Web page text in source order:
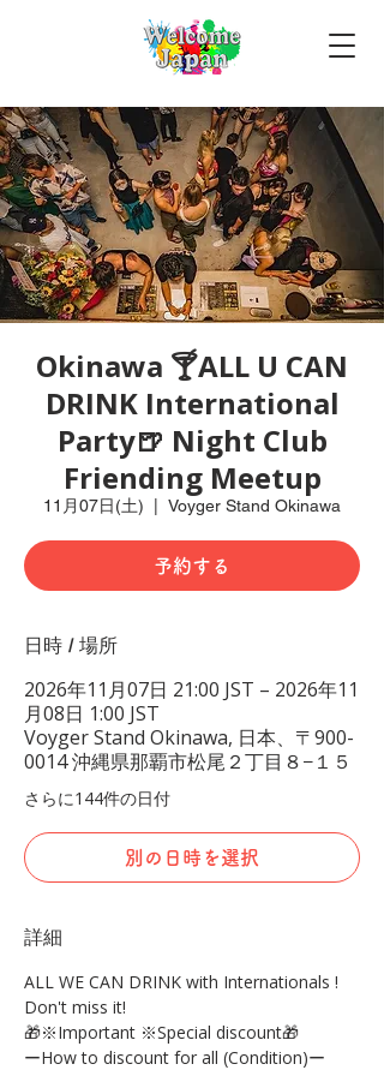
Okinawa 🍸ALL U CAN
DRINK International
Party🍺 Night Club
Friending Meetup
11月07日(土) Voyger Stand Okinawa
予約する
日時 / 場所
2026年11月07日 21:00 JST – 2026年11
月08日 1:00 JST
Voyger Stand Okinawa, 日本、〒900-
0014 沖縄県那覇市松尾２丁目８−１５
さらに144件の日付
別の日時を選択
詳細
ALL WE CAN DRINK with Internationals !
Don't miss it!
🎁※Important ※Special discount🎁
ーHow to discount for all (Condition)ー